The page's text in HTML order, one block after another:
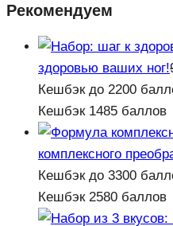
Рекомендуем
здоровью ваших ног!
Кешбэкдо 2200
Кешбэк1485 баллов
комплексного
Кешбэкдо 3300
Кешбэк2580 баллов